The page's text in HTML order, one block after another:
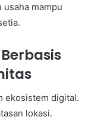
mampu
ekosistem digital.
lokasi.